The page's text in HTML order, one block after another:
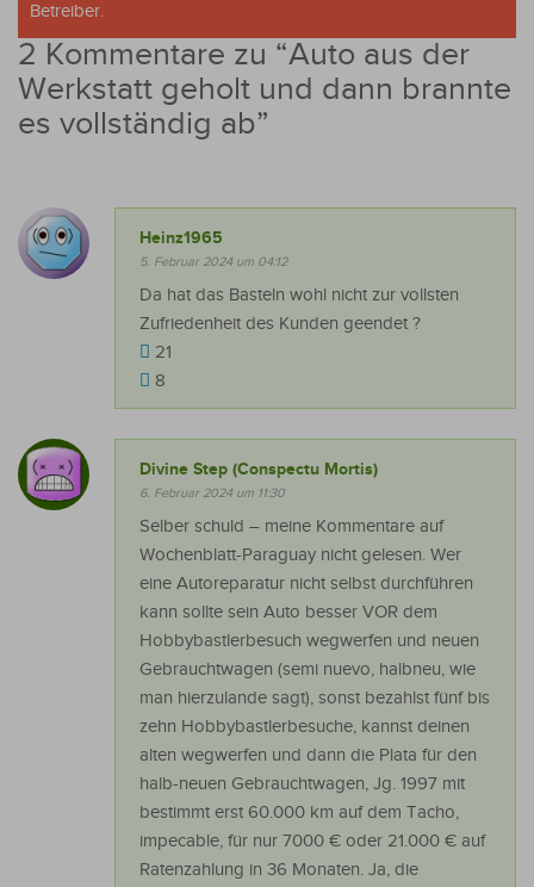
Betreiber.
2 Kommentare zu “Auto aus der
Werkstatt geholt und dann brannte
es vollständig ab”
Heinz1965
5. Februar 2024 um 04:12
Da hat das Basteln wohl nicht zur vollsten
Zufriedenheit des Kunden geendet ?
21
8
Divine Step (Conspectu Mortis)
6. Februar 2024 um 11:30
Selber schuld – meine Kommentare auf
Wochenblatt-Paraguay nicht gelesen. Wer
eine Autoreparatur nicht selbst durchführen
kann sollte sein Auto besser VOR dem
Hobbybastlerbesuch wegwerfen und neuen
Gebrauchtwagen (semi nuevo, halbneu, wie
man hierzulande sagt), sonst bezahlst fünf bis
zehn Hobbybastlerbesuche, kannst deinen
alten wegwerfen und dann die Plata für den
halb-neuen Gebrauchtwagen, Jg. 1997 mit
bestimmt erst 60.000 km auf dem Tacho,
impecable, für nur 7000 € oder 21.000 € auf
Ratenzahlung in 36 Monaten. Ja, die